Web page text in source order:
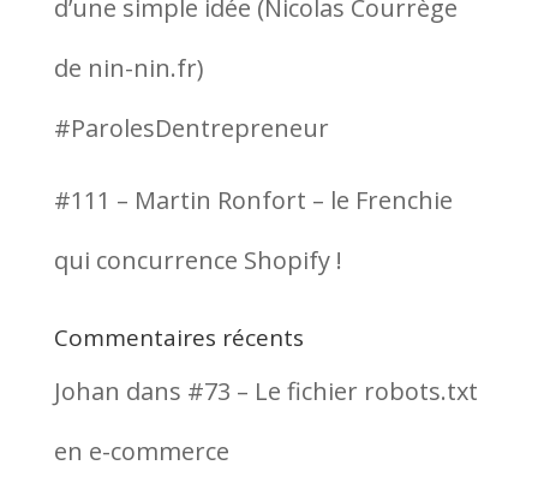
d’une simple idée (Nicolas Courrège
de nin-nin.fr)
#ParolesDentrepreneur
#111 – Martin Ronfort – le Frenchie
qui concurrence Shopify !
Commentaires récents
Johan dans #73 – Le fichier robots.txt
en e-commerce